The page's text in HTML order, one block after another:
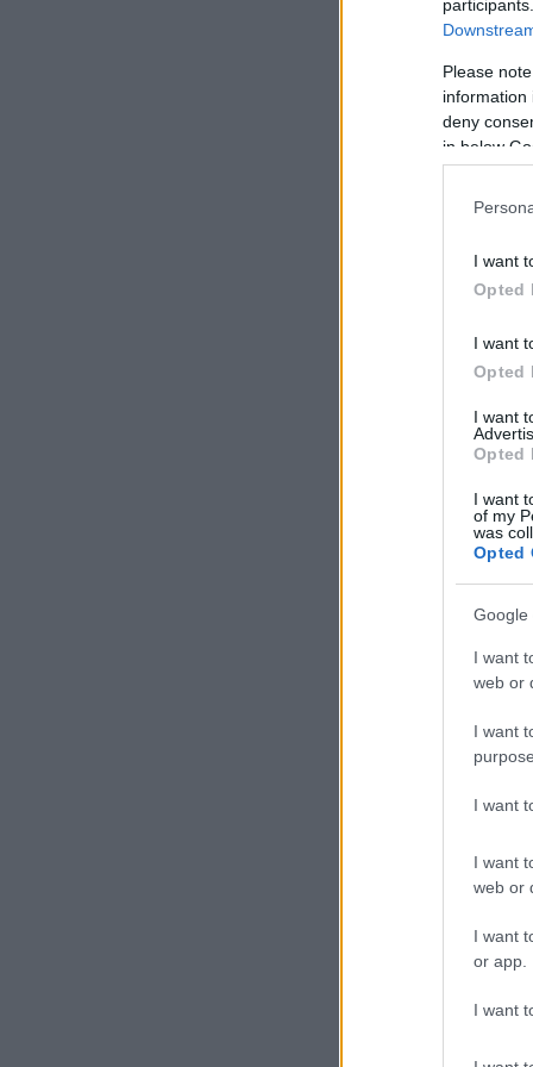
Please
information
deny
in below
I want
Opted
I want
Opted
I want
Opted
I want
of my
was
Opted
Google
I want
web or
I want
I want
I want
web or
I want
or app.
I want